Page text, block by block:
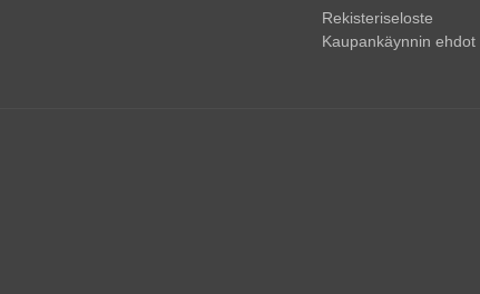
Rekisteriseloste
Kaupankäynnin ehdot